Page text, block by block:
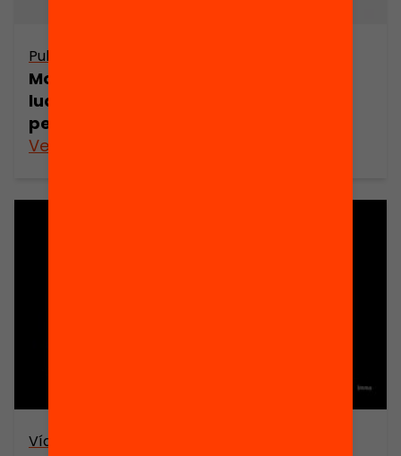
Publicació
Motivar l’aprenentatge des del joc:
ludificació lliure o disseny de
pensament reflexiu? Imma Marín
Veure’n més
Vídeo